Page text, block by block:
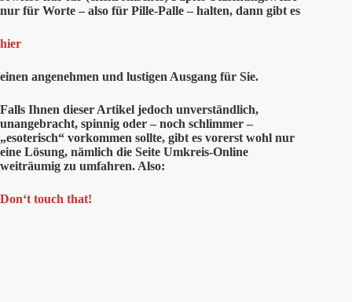
nur für Worte – also für Pille-Palle – halten, dann gibt es
hier
einen angenehmen und lustigen Ausgang für Sie.
Falls Ihnen dieser Artikel jedoch unverständlich,
unangebracht, spinnig oder – noch schlimmer –
„esoterisch“ vorkommen sollte, gibt es vorerst wohl nur
eine Lösung, nämlich die Seite Umkreis-Online
weiträumig zu umfahren. Also:
Don‘t touch that!